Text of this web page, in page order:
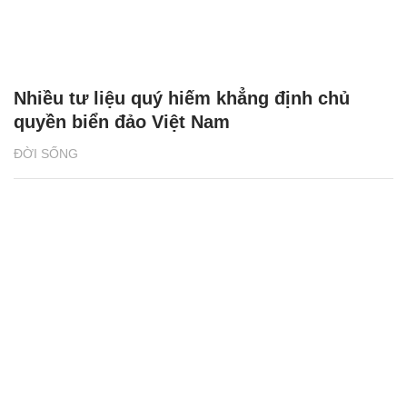
ĐỜI SỐNG
Nhiều tư liệu quý hiếm khẳng định chủ
quyền biển đảo Việt Nam